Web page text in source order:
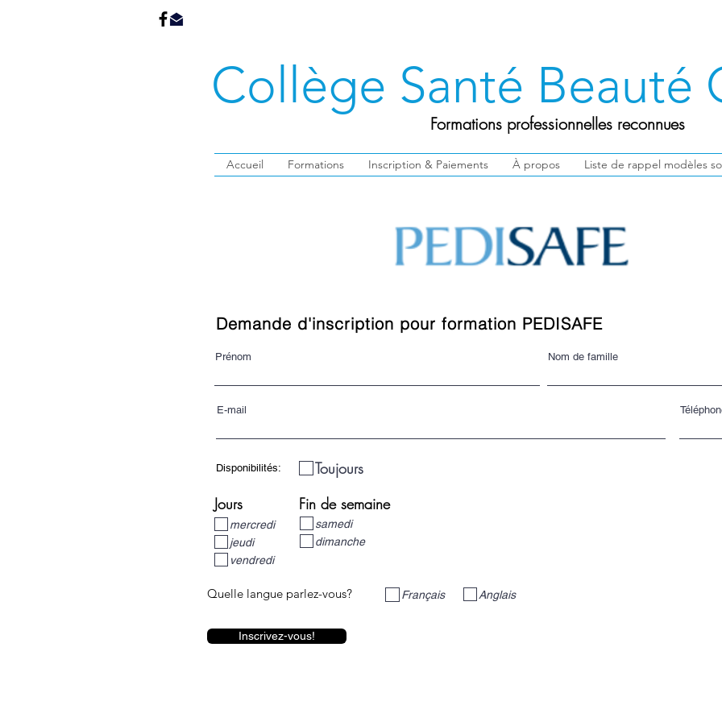
Collège Santé Beauté
Demande d'inscription pour formation PEDISAFE
Prénom Nom de famille
E-mail
Disponibilités:
Toujours
Jours
mercredi
jeudi
vendredi
Fin de semaine
samedi
dimanche
Quelle langue parlez-vous? Français Anglais
Inscrivez-vous!
Formations professionnelles reconnues
Accueil Formations Inscription & Paiements À propos Liste de rappel modèles